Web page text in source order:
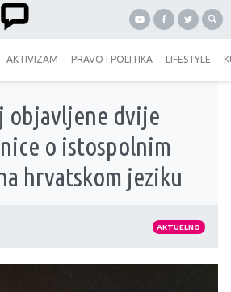
AKTIVIZAM PRAVO I POLITIKA LIFESTYLE
objavljene dvije
o istospolnim
hrvatskom jeziku
AKTUELNO